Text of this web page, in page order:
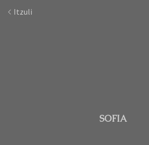
Itzuli
SOFIA